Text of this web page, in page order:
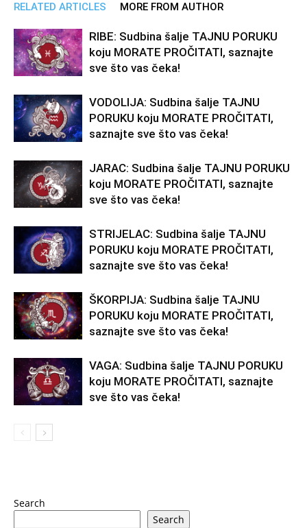
RELATED ARTICLES MORE FROM AUTHOR
RIBE: Sudbina šalje TAJNU PORUKU
koju MORATE PROČITATI, saznajte
sve što vas čeka!
VODOLIJA: Sudbina šalje TAJNU
PORUKU koju MORATE PROČITATI,
saznajte sve što vas čeka!
JARAC: Sudbina šalje TAJNU PORUKU
koju MORATE PROČITATI, saznajte
sve što vas čeka!
STRIJELAC: Sudbina šalje TAJNU
PORUKU koju MORATE PROČITATI,
saznajte sve što vas čeka!
ŠKORPIJA: Sudbina šalje TAJNU
PORUKU koju MORATE PROČITATI,
saznajte sve što vas čeka!
VAGA: Sudbina šalje TAJNU PORUKU
koju MORATE PROČITATI, saznajte
sve što vas čeka!
Search
Search